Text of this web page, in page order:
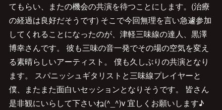
てもらい、またの機会の共演を待つことにします。(治療
の経過は良好だそうです) そこで今回無理を言い急遽参加
してくれることになったのが、津軽三味線の達人、黒澤
博幸さんです。 彼も三味の音一発でその場の空気を変え
る素晴らしいアーティスト。 僕も久しぶりの共演となり
ます。 スパニッシュギタリストと三味線プレイヤーと
僕、またまた面白いセッションとなりそうです。 皆さん
是非観にいらして下さいね(^_^)v 宜しくお願いします♪